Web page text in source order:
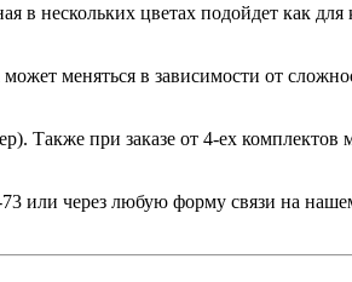
нескольких цветах подойдет как для
меняться в зависимости от
Также при заказе от 4-ех
или через любую форму связи на